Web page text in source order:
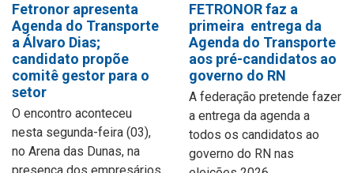
Fetronor apresenta
Agenda do Transporte
a Álvaro Dias;
candidato propõe
comitê gestor para o
setor
O encontro aconteceu
nesta segunda-feira (03),
no Arena das Dunas, na
FETRONOR faz a
primeira entrega da
Agenda do Transporte
aos pré-candidatos ao
governo do RN
A federação pretende fazer
a entrega da agenda a
todos os candidatos ao
governo do RN nas